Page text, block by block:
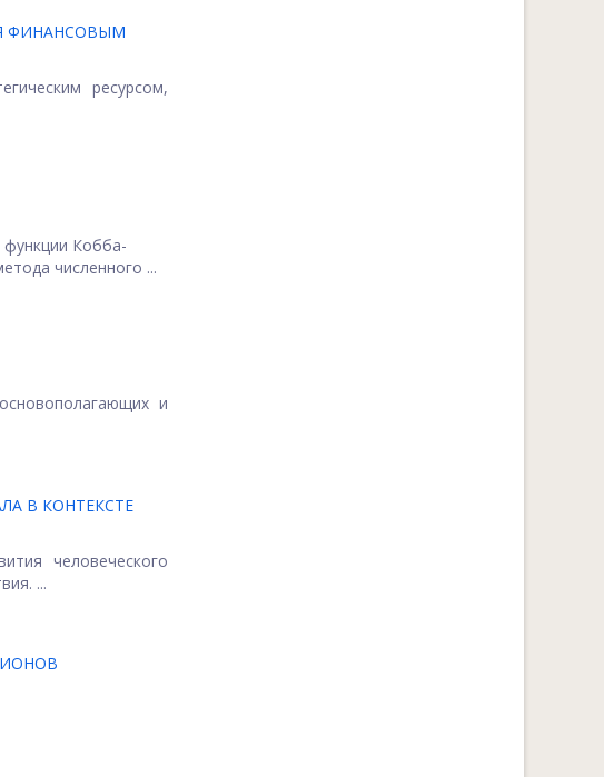
ФИНАНСОВЫМ
ресурсом,
функции Кобба-
численного ...
и
В КОНТЕКСТЕ
человеческого
...